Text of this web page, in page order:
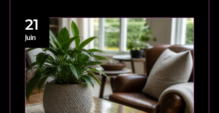
21
Juin